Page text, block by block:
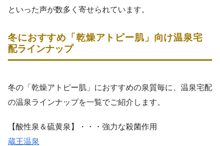
といった声が数多く寄せられています。
冬におすすめ「乾燥アトピー肌」向け温泉宅
配ラインナップ
冬の「乾燥アトピー肌」におすすめの泉質毎に、温泉宅配
の温泉ラインナップを一覧でご紹介します。
【酸性泉＆硫黄泉】・・・強力な殺菌作用
蔵王温泉